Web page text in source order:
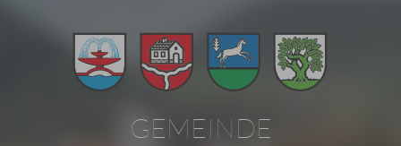
GEMEINDE